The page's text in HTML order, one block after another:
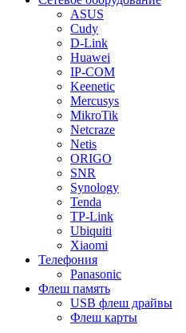
ASUS
Cudy
D-Link
Huawei
IP-COM
Keenetic
Mercusys
MikroTik
Netcraze
Netis
ORIGO
SNR
Synology
Tenda
TP-Link
Ubiquiti
Xiaomi
Телефония
Panasonic
Флеш память
USB флеш драйвы
Флеш карты